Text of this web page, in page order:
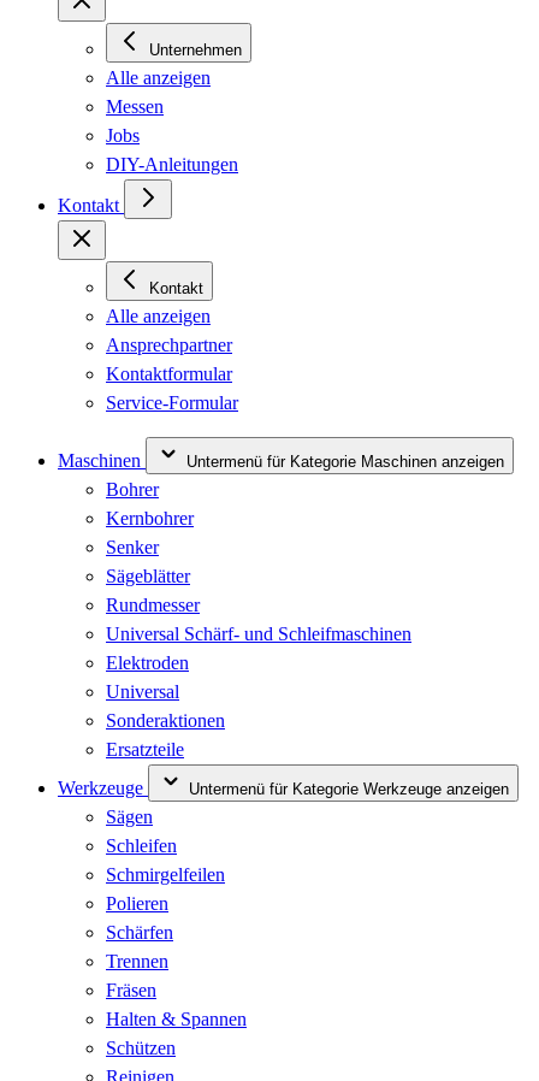
Unternehmen
Alle anzeigen
Messen
Jobs
DIY-Anleitungen
Kontakt
Kontakt
Alle anzeigen
Ansprechpartner
Kontaktformular
Service-Formular
Maschinen Untermenü für Kategorie Maschinen anzeigen
Bohrer
Kernbohrer
Senker
Sägeblätter
Rundmesser
Universal Schärf- und Schleifmaschinen
Elektroden
Universal
Sonderaktionen
Ersatzteile
Werkzeuge
Untermenü für Kategorie Werkzeuge anzeigen
Sägen
Schleifen
Schmirgelfeilen
Polieren
Schärfen
Trennen
Fräsen
Halten & Spannen
Schützen
Reinigen